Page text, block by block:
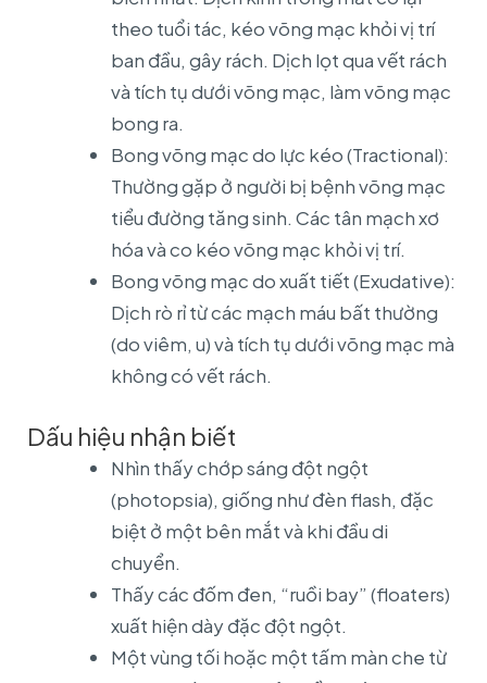
theo tuổi tác, kéo võng mạc khỏi vị trí
ban đầu, gây rách. Dịch lọt qua vết rách
và tích tụ dưới võng mạc, làm võng mạc
bong ra.
Bong võng mạc do lực kéo (Tractional):
Thường gặp ở người bị bệnh võng mạc
tiểu đường tăng sinh. Các tân mạch xơ
hóa và co kéo võng mạc khỏi vị trí.
Bong võng mạc do xuất tiết (Exudative):
Dịch rò rỉ từ các mạch máu bất thường
(do viêm, u) và tích tụ dưới võng mạc mà
không có vết rách.
Dấu hiệu nhận biết
Nhìn thấy chớp sáng đột ngột
(photopsia), giống như đèn flash, đặc
biệt ở một bên mắt và khi đầu di
chuyển.
Thấy các đốm đen, “ruồi bay” (floaters)
xuất hiện dày đặc đột ngột.
Một vùng tối hoặc một tấm màn che từ